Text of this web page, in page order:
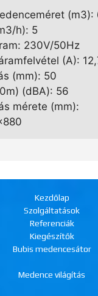
(m3):
h): 5
230V/50Hz
(A):
(mm): 50
(dBA): 56
mérete (mm):
Kezdőlap
Szolgáltatások
Referenciák
Kiegészítők
Bubis medencesátor
Medence világítás